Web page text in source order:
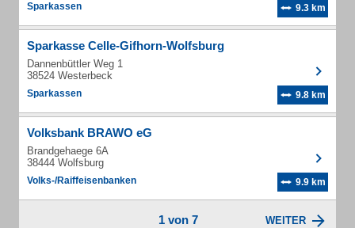
Sparkassen 9.3 km
Sparkasse Celle-Gifhorn-Wolfsburg
Dannenbüttler Weg 1
38524 Westerbeck
Sparkassen 9.8 km
Volksbank BRAWO eG
Brandgehaege 6A
38444 Wolfsburg
Volks-/Raiffeisenbanken 9.9 km
1 von 7 WEITER